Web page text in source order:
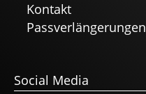
Kontakt
Passverlängerungen
Social Media